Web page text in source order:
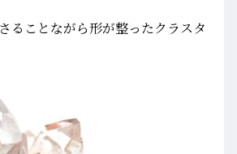
ることながら形が整ったクラスタ